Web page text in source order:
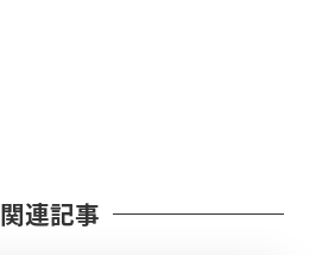
関連記事